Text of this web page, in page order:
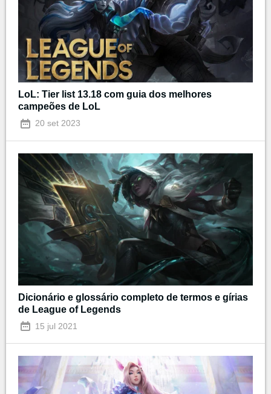
LoL: Tier list 13.18 com guia dos melhores
campeões de LoL
20 set 2023
Dicionário e glossário completo de termos e gírias
de League of Legends
15 jul 2021